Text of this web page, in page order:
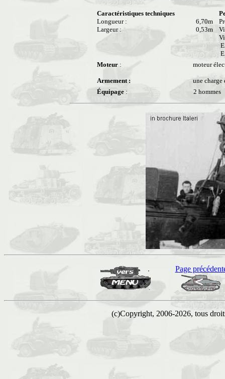
Caractéristiques techniques
Longueur :
Largeur :
6,70m
0,53m
Moteur :
Armement :
moteur
une
Équipage : 2 hommes
Page
(c)Copyright, 2006-2026, tous